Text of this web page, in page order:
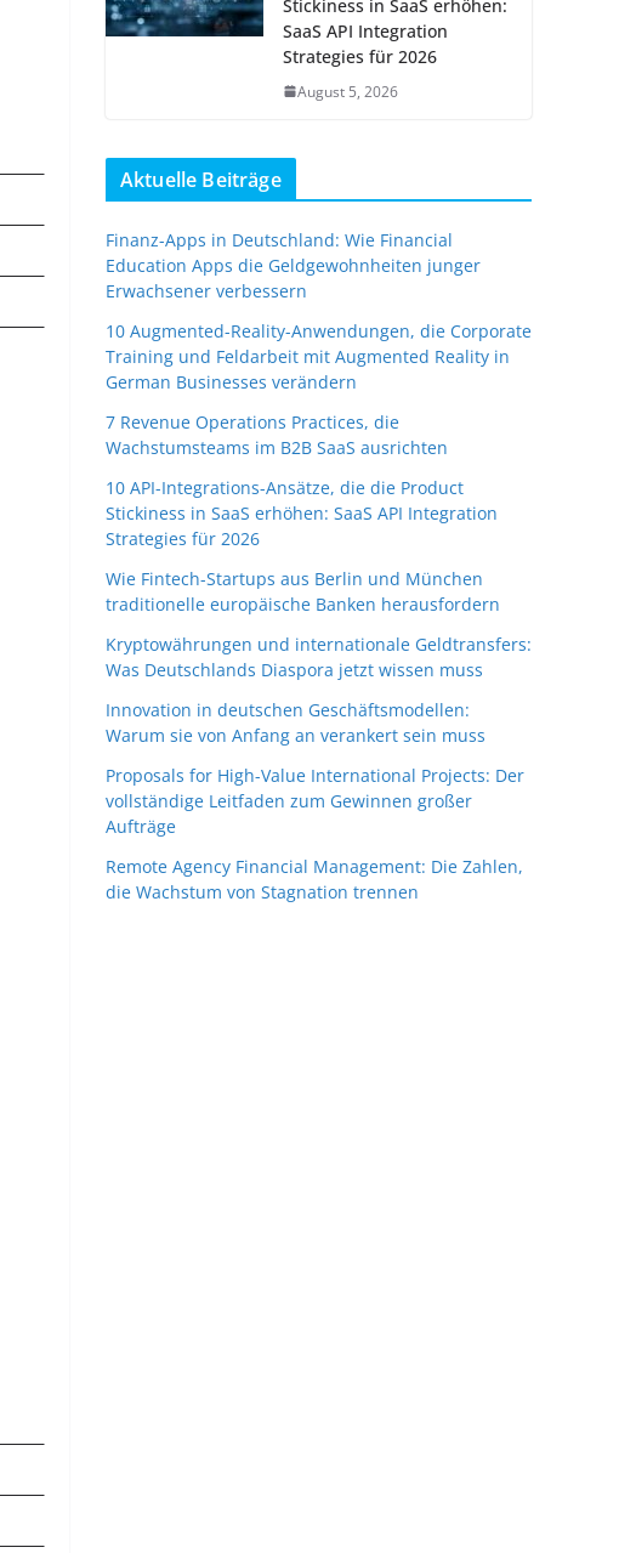
Stickiness in SaaS erhöhen:
SaaS API Integration
Strategies für 2026
August 5, 2026
Aktuelle Beiträge
Finanz-Apps in Deutschland: Wie Financial
Education Apps die Geldgewohnheiten junger
Erwachsener verbessern
10 Augmented-Reality-Anwendungen, die Corporate
Training und Feldarbeit mit Augmented Reality in
German Businesses verändern
7 Revenue Operations Practices, die
Wachstumsteams im B2B SaaS ausrichten
10 API-Integrations-Ansätze, die die Product
Stickiness in SaaS erhöhen: SaaS API Integration
Strategies für 2026
Wie Fintech-Startups aus Berlin und München
traditionelle europäische Banken herausfordern
Kryptowährungen und internationale Geldtransfers:
Was Deutschlands Diaspora jetzt wissen muss
Innovation in deutschen Geschäftsmodellen:
Warum sie von Anfang an verankert sein muss
Proposals for High-Value International Projects: Der
vollständige Leitfaden zum Gewinnen großer
Aufträge
Remote Agency Financial Management: Die Zahlen,
die Wachstum von Stagnation trennen